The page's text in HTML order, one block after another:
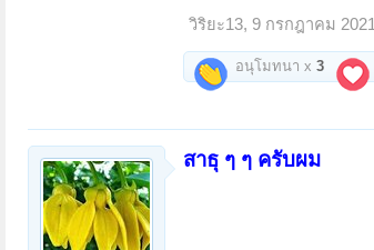
วิริยะ13, 9 กรกฎาคม
อนุโมทนา x 3
สาธุ ๆ ๆ ครับผม